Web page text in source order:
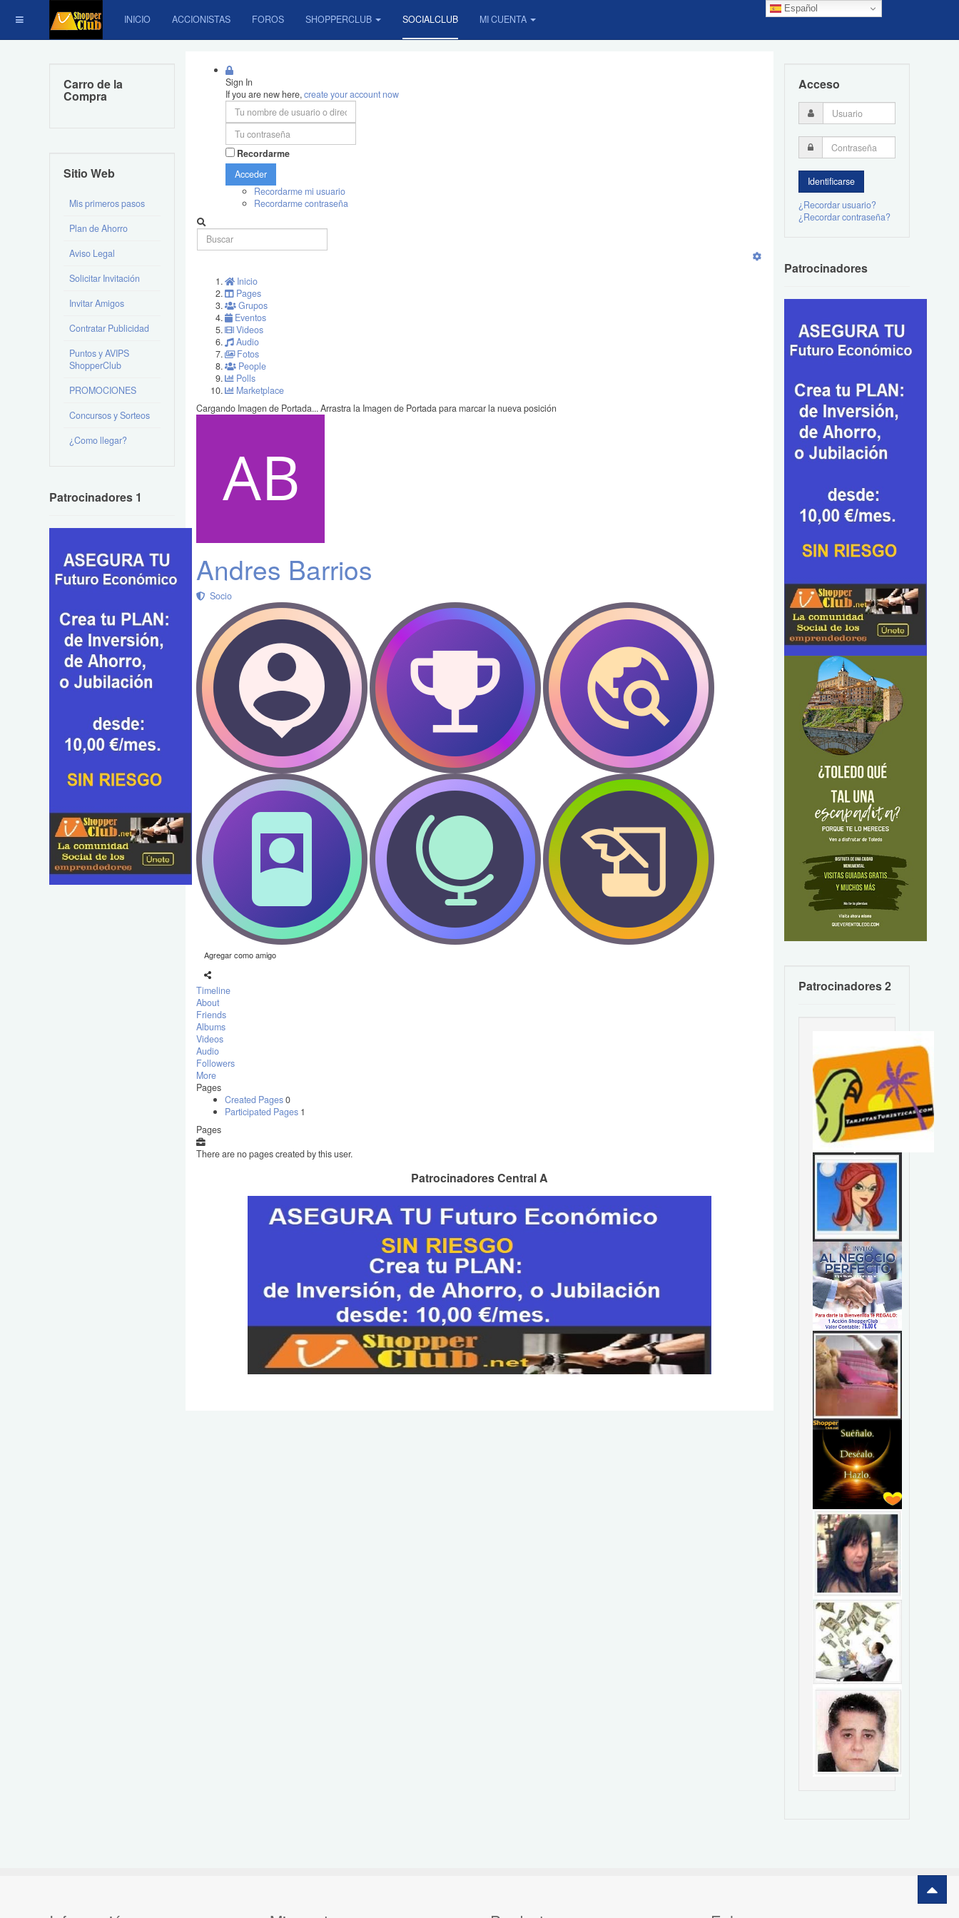
Español
INICIO ACCIONISTAS FOROS SHOPPERCLUB SOCIALCLUB MI CUENTA
Sign In
If you are new here,create your account now
Recordarme
Acceder
Recordarme mi usuario
Recordarme contraseña
Inicio
Pages
Grupos
Eventos
Videos
Audio
Fotos
People
Polls
Marketplace
Cargando Imagen de Portada...Arrastra la Imagen de Portada para marcar la nueva posición
Andres Barrios
Socio
Agregar como amigo
Timeline
About
Friends
Albums
Videos
Audio
Followers
More
Pages
Created Pages0
Participated Pages 1
Pages
There are no pages created by this user.
Patrocinadores Central A
Carro de la
Compra
Sitio Web
Mis primeros pasos
Plan de Ahorro
Aviso Legal
Solicitar Invitación
Invitar Amigos
Contratar Publicidad
Puntos y AVIPS
ShopperClub
PROMOCIONES
Concursos y Sorteos
¿Como llegar?
Patrocinadores 1
Acceso
¿Recordar usuario?
¿Recordar contraseña?
Patrocinadores
Patrocinadores 2